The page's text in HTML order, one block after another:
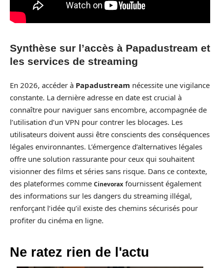
Synthèse sur l’accès à Papadustream et
les services de streaming
En 2026, accéder à Papadustream nécessite une vigilance
constante. La dernière adresse en date est crucial à
connaître pour naviguer sans encombre, accompagnée de
l’utilisation d’un VPN pour contrer les blocages. Les
utilisateurs doivent aussi être conscients des conséquences
légales environnantes. L’émergence d’alternatives légales
offre une solution rassurante pour ceux qui souhaitent
visionner des films et séries sans risque. Dans ce contexte,
des plateformes comme Cinevorax fournissent également
des informations sur les dangers du streaming illégal,
renforçant l’idée qu’il existe des chemins sécurisés pour
profiter du cinéma en ligne.
Ne ratez rien de l'actu